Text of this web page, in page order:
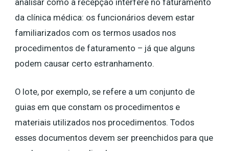
analisar como a recepção interfere no faturamento
da clínica médica: os funcionários devem estar
familiarizados com os termos usados nos
procedimentos de faturamento – já que alguns
podem causar certo estranhamento.
O lote, por exemplo, se refere a um conjunto de
guias em que constam os procedimentos e
materiais utilizados nos procedimentos. Todos
esses documentos devem ser preenchidos para que